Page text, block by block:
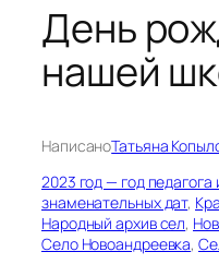
День
нашей
НаписаноТатьяна
2023 год — год педагога
знаменательных дат,
Народный архив сел,
Село Новоандреевка,